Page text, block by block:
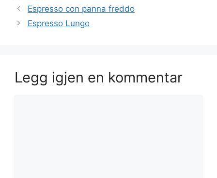
Espresso con panna freddo
Espresso Lungo
Legg igjen en kommentar